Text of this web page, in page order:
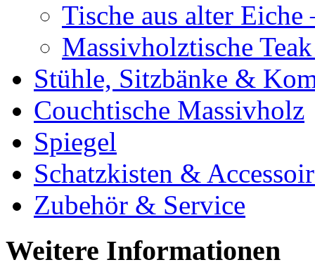
Tische aus alter
Massivholztische
Stühle, Sitzbänke &
Couchtische Massivholz
Spiegel
Schatzkisten &
Zubehör & Service
Weitere Informationen